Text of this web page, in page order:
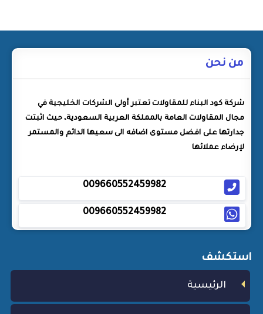
من نحن
شركة كود البناء للمقاولات تعتبر أولى الشركات الخليجية في
مجال المقاولات العامة بالمملكة العربية السعودية، حيث اثبتت
جدارتها على افضل مستوى اضافه الى سعيها الدائم والمستمر
لإرضاء عملائها
009660552459982
009660552459982
استكشف
الرئيسية